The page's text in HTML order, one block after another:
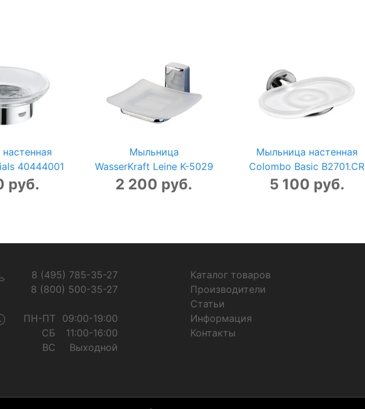
40444001
руб.
Мыльница
WasserKraft Leine K-5029
2 200 руб.
Мыльница настенная
Colombo Basic B2701.CR
5 100 руб.
8 (495) 785-35-27
8 (800) 500-35-27
ПН-ПТ
09:00-19:00
СБ
11:00-16:00
ВС
Выходной
Каталог товаров
Производители
Статьи
Информация
Контакты